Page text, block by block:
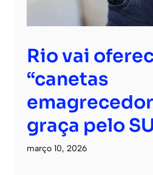
Rio vai
“canetas
graça pelo
março 10, 2026